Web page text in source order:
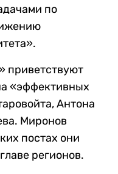
по
приветствуют
«эффективных
Антона
Миронов
постах они
регионов.